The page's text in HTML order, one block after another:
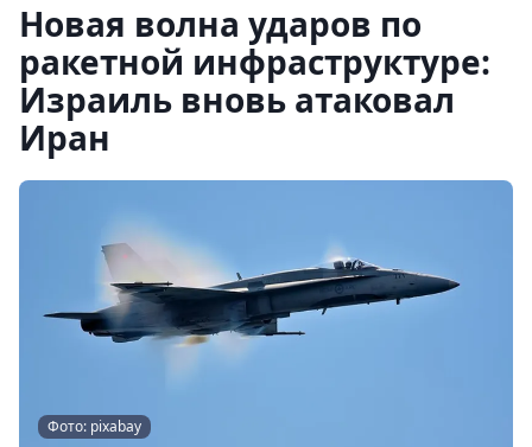
Новая волна ударов по
ракетной инфраструктуре:
Израиль вновь атаковал
Иран
Фото: pixabay